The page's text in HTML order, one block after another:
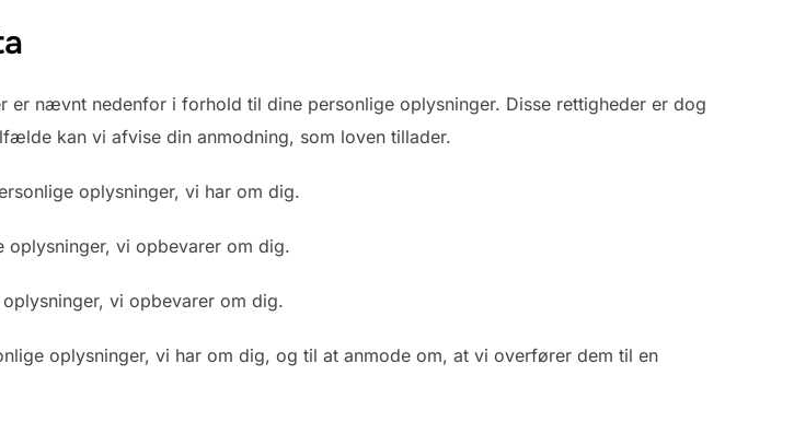
nævnt nedenfor i forhold til dine personlige oplysninger. Disse rettigheder er dog
kan vi afvise din anmodning, som loven tillader.
oplysninger, vi har om dig.
oplysninger, vi opbevarer om dig.
vi opbevarer om dig.
oplysninger, vi har om dig, og til at anmode om, at vi overfører dem til en